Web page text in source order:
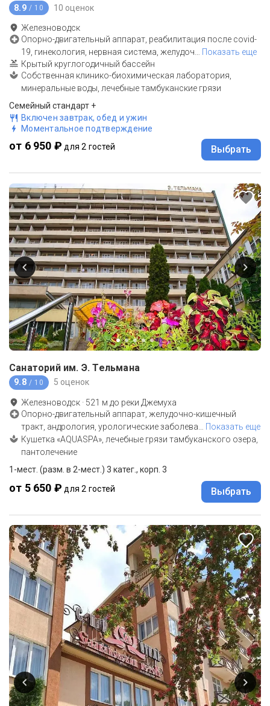
8.9 / 10 10 оценок
Железноводск
Опорно-двигательный аппарат, реабилитация после covid-
19, гинекология, нервная система, желудоч… Показать еще
Крытый круглогодичный бассейн
Собственная клинико-биохимическая лаборатория,
минеральные воды, лечебные тамбуканские грязи
Семейный стандарт +
Включен завтрак, обед и ужин
Моментальное подтверждение
от 6 950 ₽ для 2 гостей Выбрать
Санаторий им. Э. Тельмана
9.8 / 10 5 оценок
Железноводск · 521 м до реки Джемуха
Опорно-двигательный аппарат, желудочно-кишечный
тракт, андрология, урологические заболева
Показать еще
Кушетка «AQUASPA», лечебные грязи тамбуканского озера,
пантолечение
1-мест. (разм. в 2-мест.) 3 катег., корп. 3
от 5 650 ₽ для 2 гостей Выбрать